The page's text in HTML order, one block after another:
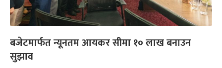
बजेटमार्फत न्यूनतम आयकर सीमा १० लाख बनाउन
सुझाव